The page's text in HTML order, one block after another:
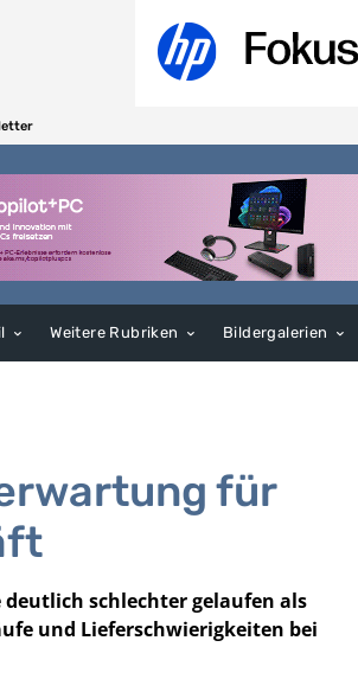
Weitere Rubriken Bildergalerien
für
schlechter gelaufen als
und Lieferschwierigkeiten bei